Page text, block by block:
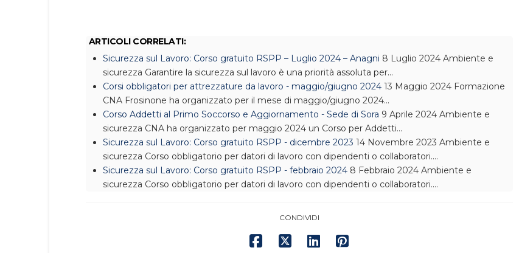
ARTICOLI CORRELATI:
Sicurezza sul Lavoro: Corso gratuito RSPP – Luglio 2024 – Anagni 8 Luglio 2024 Ambiente e
sicurezza Garantire la sicurezza sul lavoro è una priorità assoluta per…
Corsi obbligatori per attrezzature da lavoro - maggio/giugno 202413 Maggio 2024 Formazione
CNA Frosinone ha organizzato per il mese di maggio/giugno 2024…
Corso Addetti al Primo Soccorso e Aggiornamento - Sede di Sora 9 Aprile 2024 Ambiente e
sicurezza CNA ha organizzato per maggio 2024 un Corso per Addetti…
Sicurezza sul Lavoro: Corso gratuito RSPP - dicembre 2023 14 Novembre 2023 Ambiente e
sicurezza Corso obbligatorio per datori di lavoro con dipendenti o collaboratori.…
Sicurezza sul Lavoro: Corso gratuito RSPP - febbraio 20248 Febbraio 2024 Ambiente e
sicurezza Corso obbligatorio per datori di lavoro con dipendenti o collaboratori.…
CONDIVIDI